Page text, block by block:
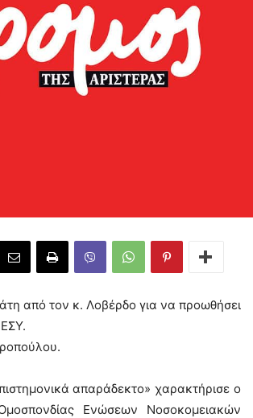
από τον κ. Λοβέρδο για να προωθήσει
απαράδεκτο» χαρακτήρισε ο
Ενώσεων Νοσοκομειακών